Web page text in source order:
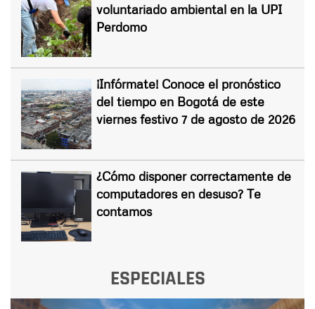
voluntariado ambiental en la UPI
Perdomo
¡Infórmate! Conoce el pronóstico
del tiempo en Bogotá de este
viernes festivo 7 de agosto de 2026
¿Cómo disponer correctamente de
computadores en desuso? Te
contamos
ESPECIALES